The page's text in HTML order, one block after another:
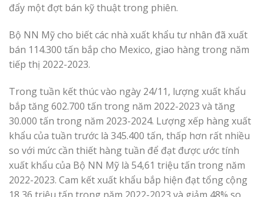
đẩy một đợt bán kỹ thuật trong phiên.
Bộ NN Mỹ cho biết các nhà xuất khẩu tư nhân đã xuất
bán 114.300 tấn bắp cho Mexico, giao hàng trong năm
tiếp thị 2022-2023.
Trong tuần kết thúc vào ngày 24/11, lượng xuất khẩu
bắp tăng 602.700 tấn trong năm 2022-2023 và tăng
30.000 tấn trong năm 2023-2024. Lượng xếp hàng xuất
khẩu của tuần trước là 345.400 tấn, thấp hơn rất nhiều
so với mức cần thiết hàng tuần để đạt được ước tính
xuất khẩu của Bộ NN Mỹ là 54,61 triệu tấn trong năm
2022-2023. Cam kết xuất khẩu bắp hiện đạt tổng cộng
18,36 triệu tấn trong năm 2022-2023 và giảm 48% so